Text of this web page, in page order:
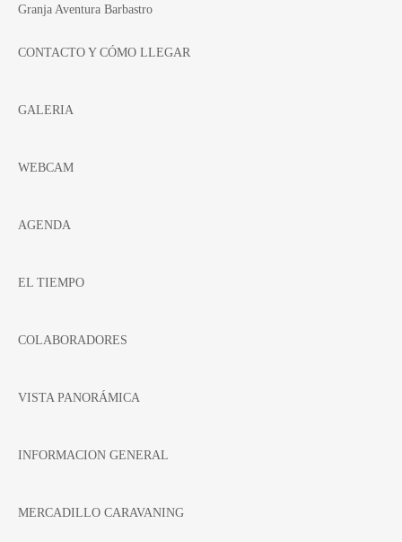
Granja Aventura Barbastro
CONTACTO Y CÓMO LLEGAR
GALERIA
WEBCAM
AGENDA
EL TIEMPO
COLABORADORES
VISTA PANORÁMICA
INFORMACION GENERAL
MERCADILLO CARAVANING